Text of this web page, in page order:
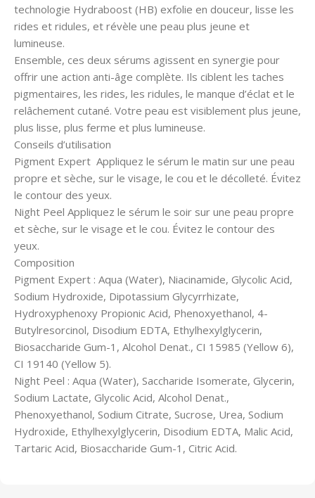
technologie Hydraboost (HB) exfolie en douceur, lisse les
rides et ridules, et révèle une peau plus jeune et
lumineuse.
Ensemble, ces deux sérums agissent en synergie pour
offrir une action anti-âge complète. Ils ciblent les taches
pigmentaires, les rides, les ridules, le manque d’éclat et le
relâchement cutané. Votre peau est visiblement plus jeune,
plus lisse, plus ferme et plus lumineuse.
Conseils d’utilisation
Pigment Expert Appliquez le sérum le matin sur une peau
propre et sèche, sur le visage, le cou et le décolleté. Évitez
le contour des yeux.
Night Peel Appliquez le sérum le soir sur une peau propre
et sèche, sur le visage et le cou. Évitez le contour des
yeux.
Composition
Pigment Expert : Aqua (Water), Niacinamide, Glycolic Acid,
Sodium Hydroxide, Dipotassium Glycyrrhizate,
Hydroxyphenoxy Propionic Acid, Phenoxyethanol, 4-
Butylresorcinol, Disodium EDTA, Ethylhexylglycerin,
Biosaccharide Gum-1, Alcohol Denat., CI 15985 (Yellow 6),
CI 19140 (Yellow 5).
Night Peel : Aqua (Water), Saccharide Isomerate, Glycerin,
Sodium Lactate, Glycolic Acid, Alcohol Denat.,
Phenoxyethanol, Sodium Citrate, Sucrose, Urea, Sodium
Hydroxide, Ethylhexylglycerin, Disodium EDTA, Malic Acid,
Tartaric Acid, Biosaccharide Gum-1, Citric Acid.